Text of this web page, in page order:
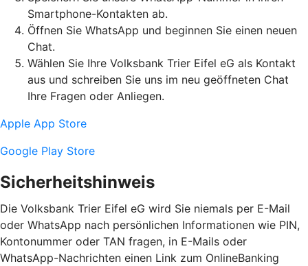
Smartphone-Kontakten ab.
Öffnen Sie WhatsApp und beginnen Sie einen neuen
Chat.
Wählen Sie Ihre Volksbank Trier Eifel eG als Kontakt
aus und schreiben Sie uns im neu geöffneten Chat
Ihre Fragen oder Anliegen.
Apple App Store
Google Play Store
Sicherheitshinweis
Die Volksbank Trier Eifel eG wird Sie niemals per E-Mail
oder WhatsApp nach persönlichen Informationen wie PIN,
Kontonummer oder TAN fragen, in E-Mails oder
WhatsApp-Nachrichten einen Link zum OnlineBanking